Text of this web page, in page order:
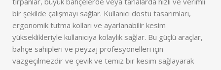
bir şekilde çalışmayı sağlar. Kullanıcı dostu tasarımları,
ergonomik tutma kolları ve ayarlanabilir kesim
yükseklikleriyle kullanıcıya kolaylık sağlar. Bu güçlü araçlar,
bahçe sahipleri ve peyzaj profesyonelleri için
vazgeçilmezdir ve çevik ve temiz bir kesim sağlayarak